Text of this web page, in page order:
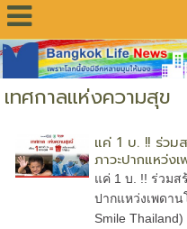
เทศกาลแห่งความสุข
แค่ 1 บ. !! ร่วม
ภาวะปากแหว่งเ
แค่ 1 บ. !! ร่วมส
ปากแหว่งเพดาน
Smile